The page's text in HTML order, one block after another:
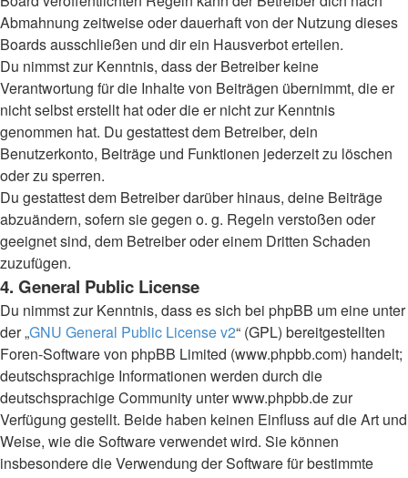
Abmahnung zeitweise oder dauerhaft von der Nutzung dieses
Boards ausschließen und dir ein Hausverbot erteilen.
Du nimmst zur Kenntnis, dass der Betreiber keine
Verantwortung für die Inhalte von Beiträgen übernimmt, die er
nicht selbst erstellt hat oder die er nicht zur Kenntnis
genommen hat. Du gestattest dem Betreiber, dein
Benutzerkonto, Beiträge und Funktionen jederzeit zu löschen
oder zu sperren.
Du gestattest dem Betreiber darüber hinaus, deine Beiträge
abzuändern, sofern sie gegen o. g. Regeln verstoßen oder
geeignet sind, dem Betreiber oder einem Dritten Schaden
zuzufügen.
4. General Public License
Du nimmst zur Kenntnis, dass es sich bei phpBB um eine unter
der „GNU General Public License v2“ (GPL) bereitgestellten
Foren-Software von phpBB Limited (www.phpbb.com) handelt;
deutschsprachige Informationen werden durch die
deutschsprachige Community unter www.phpbb.de zur
Verfügung gestellt. Beide haben keinen Einfluss auf die Art und
Weise, wie die Software verwendet wird. Sie können
insbesondere die Verwendung der Software für bestimmte